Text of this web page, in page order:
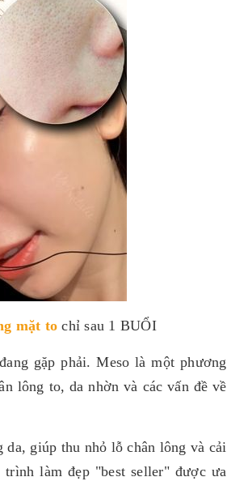
mặt to chỉ sau 1 BUỔI
gặp phải. Meso là một phương
lông to, da nhờn và các vấn đề về
da, giúp thu nhỏ lỗ chân lông và cải
làm đẹp "best seller" được ưa